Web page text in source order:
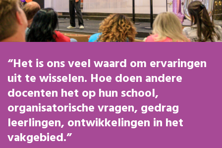
Het is ons veel waard om ervaringen
uit te wisselen. Hoe doen andere
docenten het op hun school,
organisatorische vragen, gedrag
leerlingen, ontwikkelingen in het
vakgebied.